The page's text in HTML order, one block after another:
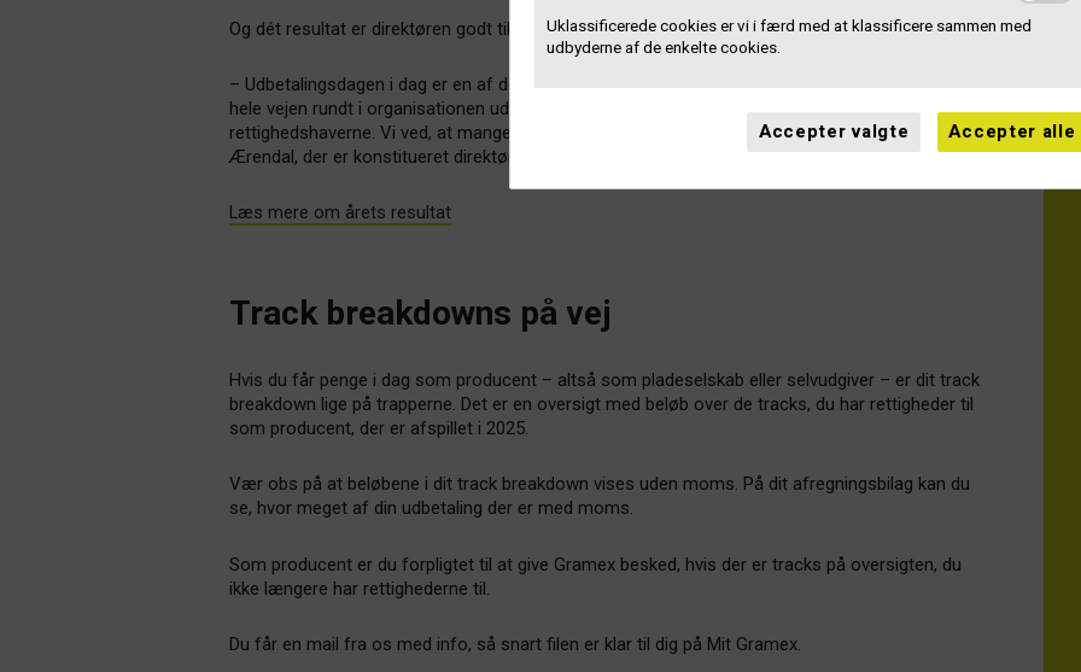
Uklassificerede cookies er vi i færd med at klassificere sammen med
udbyderne af de enkelte cookies.
Accepter valgte Accepter alle
Og dét resultat er direktøren godt tilfreds med.
– Udbetalingsdagen i dag er en af de rigtig gode dage i Gramex. For det er i dag, vores arbejde
hele vejen rundt i organisationen udmønter sig helt konkret i kroner og øre på kontoen ude hos
rettighedshaverne. Vi ved, at mange af medlemmerne går og venter på de her penge, siger Lars
Ærendal, der er konstitueret direktør i Gramex.
Læs mere om årets resultat
Track breakdowns på vej
Hvis du får penge i dag som producent – altså som pladeselskab eller selvudgiver – er dit track
breakdown lige på trapperne. Det er en oversigt med beløb over de tracks, du har rettigheder til
som producent, der er afspillet i 2025.
Vær obs på at beløbene i dit track breakdown vises uden moms. På dit afregningsbilag kan du
se, hvor meget af din udbetaling der er med moms.
Som producent er du forpligtet til at give Gramex besked, hvis der er tracks på oversigten, du
ikke længere har rettighederne til.
Du får en mail fra os med info, så snart filen er klar til dig på Mit Gramex.